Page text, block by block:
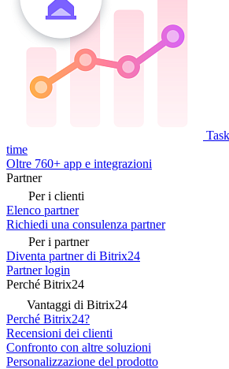
time
Oltre 760+ app e integrazioni
Partner
Per i clienti
Elenco partner
Richiedi una consulenza partner
Per i partner
Diventa partner di Bitrix24
Partner login
Perché Bitrix24
Vantaggi di Bitrix24
Perché Bitrix24?
Recensioni dei clienti
Confronto con altre soluzioni
Personalizzazione del prodotto